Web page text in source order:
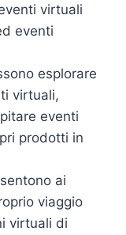
virtuali
eventi
esplorare
virtuali,
eventi
prodotti in
ai
viaggio
virtuali di